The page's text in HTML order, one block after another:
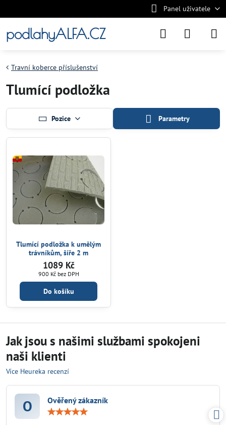
Panel uživatele
podlahyALFA.CZ
Travní koberce příslušenství
Tlumící podložka
Pozice Parametry
Tlumící podložka k umělým
trávníkům, šíře 2 m
1089 Kč
900 Kč bez DPH
Do košíku
Jak jsou s našimi službami spokojeni
naši klienti
Více Heureka recenzí
O Ověřený zákazník